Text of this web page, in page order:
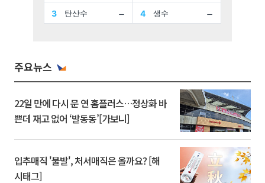
주요뉴스
22일 만에 다시 문 연 홈플러스…정상화 바
쁜데 재고 없어 ‘발동동’[가보니]
입추매직 '불발', 처서매직은 올까요? [해
시태그]